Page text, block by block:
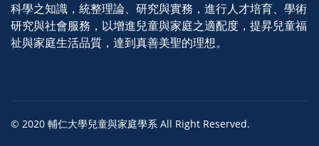
科學之知識，統整理論、研究與實務，進行人才培育、學術
研究與社會服務，以增進兒童與家庭之適配度，提昇兒童福
祉與家庭生活品質，達到真善美聖的理想。
© 2020 輔仁大學兒童與家庭學系 All Right Reserved.